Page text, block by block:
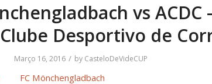
vs ACDC
Desportivo de
Março 16, 2016 / by CasteloDeVideCUP
FC Mönchengladbach